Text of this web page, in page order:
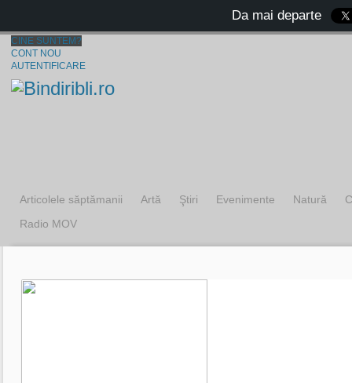
CINE SUNTEM?
CONT NOU
AUTENTIFICARE
Articolele săptămanii Artă Ştiri Evenimente Natură
Radio MOV
Da mai departe